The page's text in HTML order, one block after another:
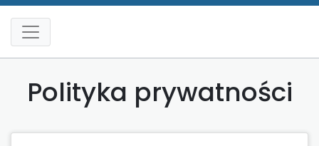
Polityka prywatności